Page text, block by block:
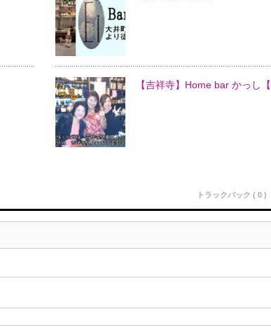
【吉祥寺】Home bar かっし
トラックバック ( 0 )